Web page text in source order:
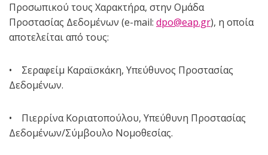
Προσωπικού τους Χαρακτήρα, στην Ομάδα
Προστασίας Δεδομένων (e-mail: dpo@eap.gr), η οποία
αποτελείται από τους:
• Σεραφείμ Καραϊσκάκη, Υπεύθυνος Προστασίας
Δεδομένων.
• Πιερρίνα Κοριατοπούλου, Υπεύθυνη Προστασίας
Δεδομένων/Σύμβουλο Νομοθεσίας.